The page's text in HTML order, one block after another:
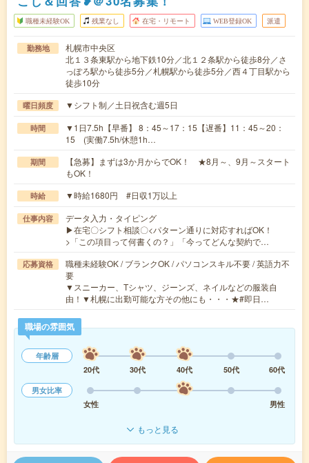
職種未経験OK 残業なし 在宅・リモート WEB登録OK 派遣
勤務地
札幌市中央区
北１３条東駅から地下鉄10分／北１２条駅から徒歩8分／さ
っぽろ駅から徒歩5分／札幌駅から徒歩5分／西４丁目駅から
徒歩10分
曜日頻度 ▼シフト制／土日祝含む週5日
時間
▼1日7.5h【早番】 8：45～17：15【遅番】11：45～20：
15 (実働7.5h/休憩1h…
期間
【急募】まずは3か月からでOK！ ★8月～、9月～スタート
もOK！
時給 ▼時給1680円 #日収1万以上
仕事内容
データ入力・タイピング
▶在宅〇シフト相談〇<パターン通りに対応すればOK！
>「この項目って何書くの？」「今ってどんな契約で…
応募資格
職種未経験OK / ブランクOK / パソコンスキル不要 / 英語力不
要
▼スニーカー、Tシャツ、ジーンズ、ネイルなどの服装自
由！▼札幌に出勤可能な方その他にも・・・★#即日…
職場の雰囲気
年齢層
20代
30代 40代 50代
60代
男女比率
女性
男性
もっと見る